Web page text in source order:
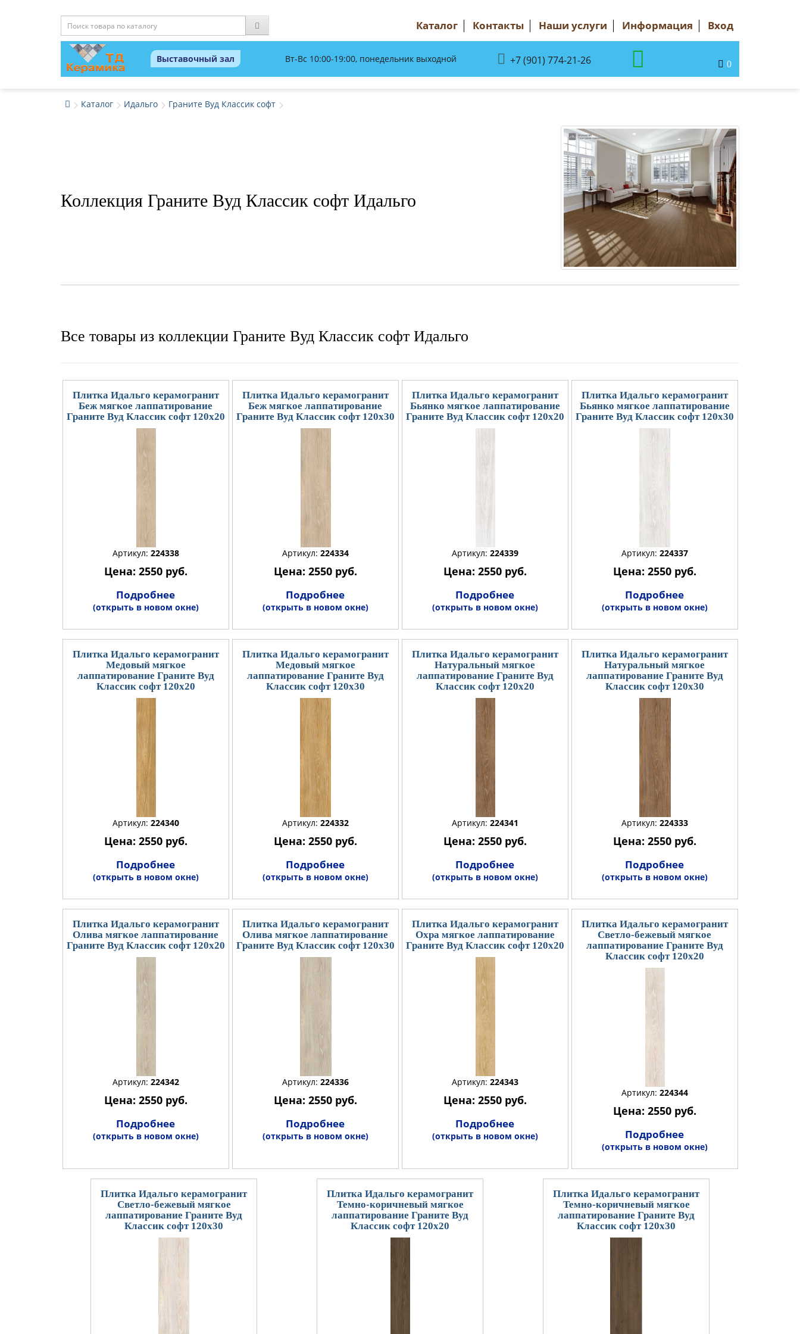
Каталог Контакты Наши услуги Информация Вход
Выставочный зал Вт-Вс 10:00-19:00, понедельник выходной +7 (901) 774-21-26 0
Каталог Идальго Граните Вуд Классик софт
Коллекция Граните Вуд Классик софт Идальго
Все товары из коллекции Граните Вуд Классик софт Идальго
Плитка Идальго керамогранит
Беж мягкое лаппатирование
Граните Вуд Классик софт 120x20
Артикул: 224338
Цена: 2550 руб.
Подробнее
(открыть в новом окне)
Плитка Идальго керамогранит
Беж мягкое лаппатирование
Граните Вуд Классик софт 120x30
Артикул: 224334
Цена: 2550 руб.
Подробнее
(открыть в новом окне)
Плитка Идальго керамогранит
Бьянко мягкое лаппатирование
Граните Вуд Классик софт 120x20
Артикул: 224339
Цена: 2550 руб.
Подробнее
(открыть в новом окне)
Плитка Идальго керамогранит
Бьянко мягкое лаппатирование
Граните Вуд Классик софт 120x30
Артикул: 224337
Цена: 2550 руб.
Подробнее
(открыть в новом окне)
Плитка Идальго керамогранит
Медовый мягкое
лаппатирование Граните Вуд
Классик софт 120x20
Артикул: 224340
Цена: 2550 руб.
Подробнее
(открыть в новом окне)
Плитка Идальго керамогранит
Медовый мягкое
лаппатирование Граните Вуд
Классик софт 120x30
Артикул: 224332
Цена: 2550 руб.
Подробнее
(открыть в новом окне)
Плитка Идальго керамогранит
Натуральный мягкое
лаппатирование Граните Вуд
Классик софт 120x20
Артикул: 224341
Цена: 2550 руб.
Подробнее
(открыть в новом окне)
Плитка Идальго керамогранит
Натуральный мягкое
лаппатирование Граните Вуд
Классик софт 120x30
Артикул: 224333
Цена: 2550 руб.
Подробнее
(открыть в новом окне)
Плитка Идальго керамогранит
Олива мягкое лаппатирование
Граните Вуд Классик софт 120x20
Артикул: 224342
Цена: 2550 руб.
Подробнее
(открыть в новом окне)
Плитка Идальго керамогранит
Олива мягкое лаппатирование
Граните Вуд Классик софт 120x30
Артикул: 224336
Цена: 2550 руб.
Подробнее
(открыть в новом окне)
Плитка Идальго керамогранит
Охра мягкое лаппатирование
Граните Вуд Классик софт 120x20
Артикул: 224343
Цена: 2550 руб.
Подробнее
(открыть в новом окне)
Плитка Идальго керамогранит
Светло-бежевый мягкое
лаппатирование Граните Вуд
Классик софт 120x20
Артикул: 224344
Цена: 2550 руб.
Подробнее
(открыть в новом окне)
Плитка Идальго керамогранит
Светло-бежевый мягкое
лаппатирование Граните Вуд
Классик софт 120x30
Плитка Идальго керамогранит
Темно-коричневый мягкое
лаппатирование Граните Вуд
Классик софт 120x20
Плитка Идальго керамогранит
Темно-коричневый мягкое
лаппатирование Граните Вуд
Классик софт 120x30